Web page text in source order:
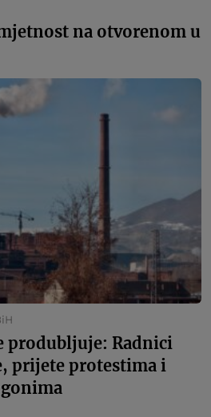
na otvorenom u
produbljuje: Radnici
prijete protestima i